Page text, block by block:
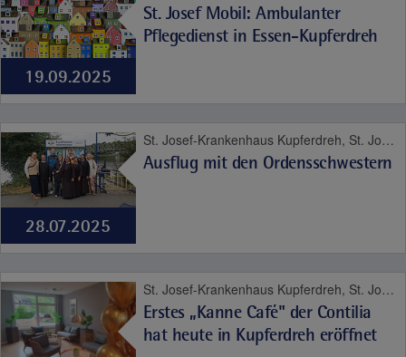
19.09.2025
St. Josef Mobil: Ambulanter
Pflegedienst in Essen-Kupferdreh
28.07.2025
St. Josef-Krankenhaus Kupferdreh, St. Josef Quartier, Pflege, Seelsorge
Ausflug mit den Ordensschwestern
St. Josef-Krankenhaus Kupferdreh, St. Josef Quartier, Contilia
Erstes „Kanne Café" der Contilia
hat heute in Kupferdreh eröffnet